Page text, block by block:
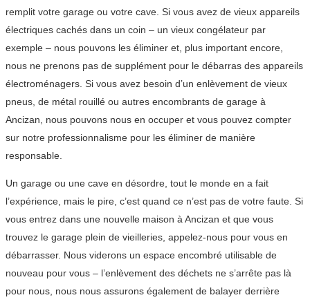
remplit votre garage ou votre cave. Si vous avez de vieux appareils
électriques cachés dans un coin – un vieux congélateur par
exemple – nous pouvons les éliminer et, plus important encore,
nous ne prenons pas de supplément pour le débarras des appareils
électroménagers. Si vous avez besoin d’un enlèvement de vieux
pneus, de métal rouillé ou autres encombrants de garage à
Ancizan, nous pouvons nous en occuper et vous pouvez compter
sur notre professionnalisme pour les éliminer de manière
responsable.
Un garage ou une cave en désordre, tout le monde en a fait
l’expérience, mais le pire, c’est quand ce n’est pas de votre faute. Si
vous entrez dans une nouvelle maison à Ancizan et que vous
trouvez le garage plein de vieilleries, appelez-nous pour vous en
débarrasser. Nous viderons un espace encombré utilisable de
nouveau pour vous – l’enlèvement des déchets ne s’arrête pas là
pour nous, nous nous assurons également de balayer derrière